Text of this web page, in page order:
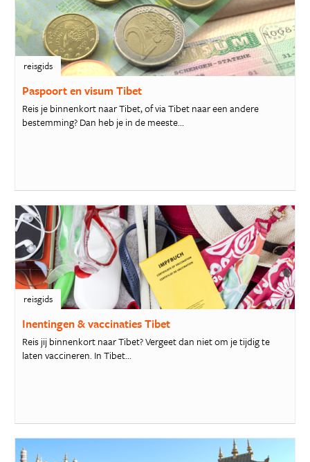
reisgids
Paspoort en visum Tibet
Reis je binnenkort naar Tibet, of via Tibet naar een andere
bestemming? Dan heb je in de meeste...
reisgids
Inentingen & vaccinaties Tibet
Reis jij binnenkort naar Tibet? Vergeet dan niet om je tijdig te
laten vaccineren. In Tibet...